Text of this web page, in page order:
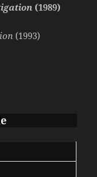
(1989)
(1993)